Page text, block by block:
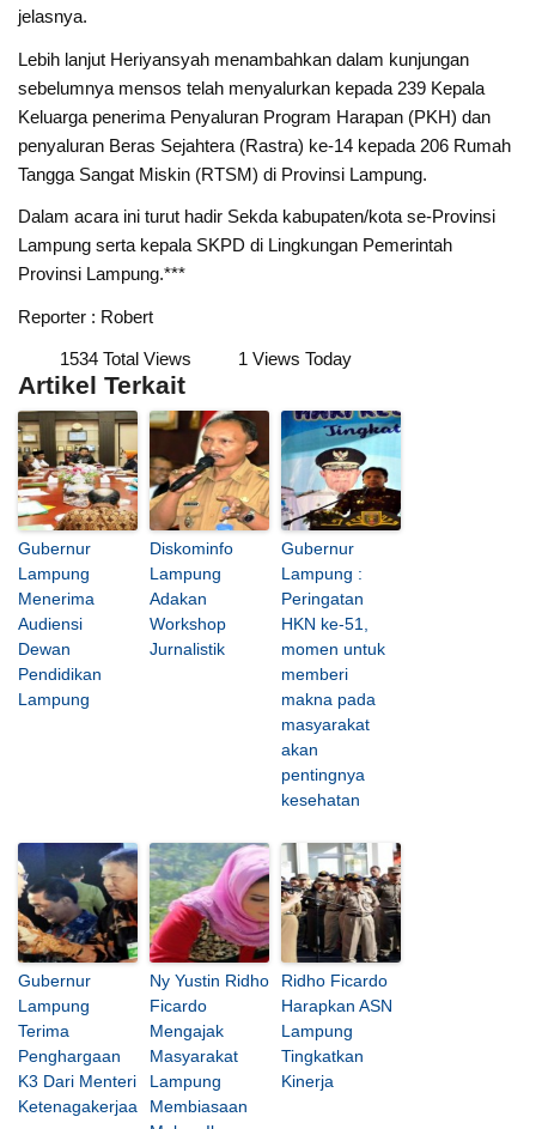
jelasnya.
Lebih lanjut Heriyansyah menambahkan dalam kunjungan
sebelumnya mensos telah menyalurkan kepada 239 Kepala
Keluarga penerima Penyaluran Program Harapan (PKH) dan
penyaluran Beras Sejahtera (Rastra) ke-14 kepada 206 Rumah
Tangga Sangat Miskin (RTSM) di Provinsi Lampung.
Dalam acara ini turut hadir Sekda kabupaten/kota se-Provinsi
Lampung serta kepala SKPD di Lingkungan Pemerintah
Provinsi Lampung.***
Reporter : Robert
1534 Total Views 1 Views Today
Artikel Terkait
Gubernur
Lampung
Menerima
Audiensi
Dewan
Pendidikan
Lampung
Diskominfo
Lampung
Adakan
Workshop
Jurnalistik
Gubernur
Lampung :
Peringatan
HKN ke-51,
momen untuk
memberi
makna pada
masyarakat
akan
pentingnya
kesehatan
Gubernur
Lampung
Terima
Penghargaan
K3 Dari Menteri
Ketenagakerjaa
Ny Yustin Ridho
Ficardo
Mengajak
Masyarakat
Lampung
Membiasaan
Ridho Ficardo
Harapkan ASN
Lampung
Tingkatkan
Kinerja